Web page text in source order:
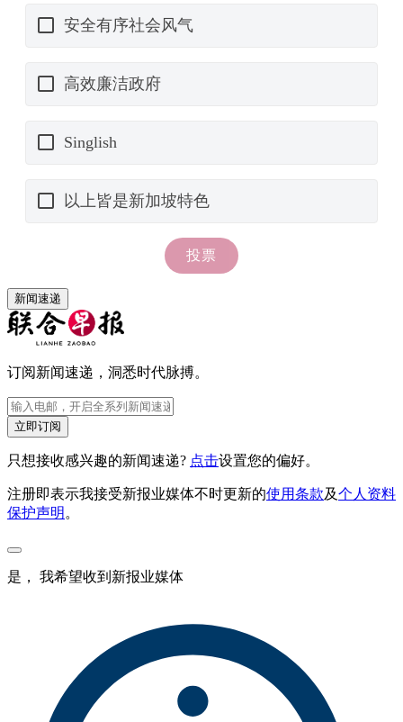
新闻速递
订阅新闻速递，洞悉时代脉搏。
立即订阅
只想接收感兴趣的新闻速递? 点击设置您的偏好。
注册即表示我接受新报业媒体不时更新的使用条款及个人资料
保护声明 。
是， 我希望收到新报业媒体